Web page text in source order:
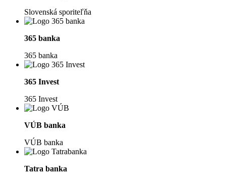
Slovenská sporiteľňa
365 banka
365 banka
365 Invest
365 Invest
VÚB banka
VÚB banka
Tatra banka